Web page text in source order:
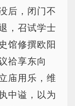
后，闭门不
，召试学士
馆修撰欧阳
祫享东向
庙用乐，维
中谥，以为